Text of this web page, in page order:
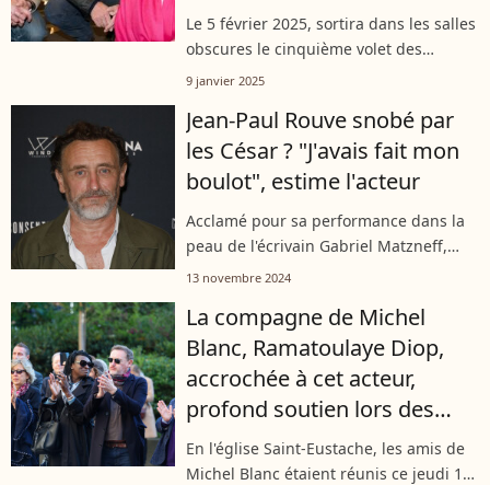
Le 5 février 2025, sortira dans les salles
obscures le cinquième volet des
"Tuche", baptisé "God Save the Tuche".
Jean-Paul Rouve et Isabelle Nanty,...
9 janvier 2025
Jean-Paul Rouve snobé par
les César ? "J'avais fait mon
boulot", estime l'acteur
Acclamé pour sa performance dans la
peau de l'écrivain Gabriel Matzneff,
Jean-Paul Rouve n'avait pourtant même
cérémonie des César. L'acteur s'est...
13 novembre 2024
La compagne de Michel
Blanc, Ramatoulaye Diop,
accrochée à cet acteur,
profond soutien lors des
adieux
En l'église Saint-Eustache, les amis de
Michel Blanc étaient réunis ce jeudi 10